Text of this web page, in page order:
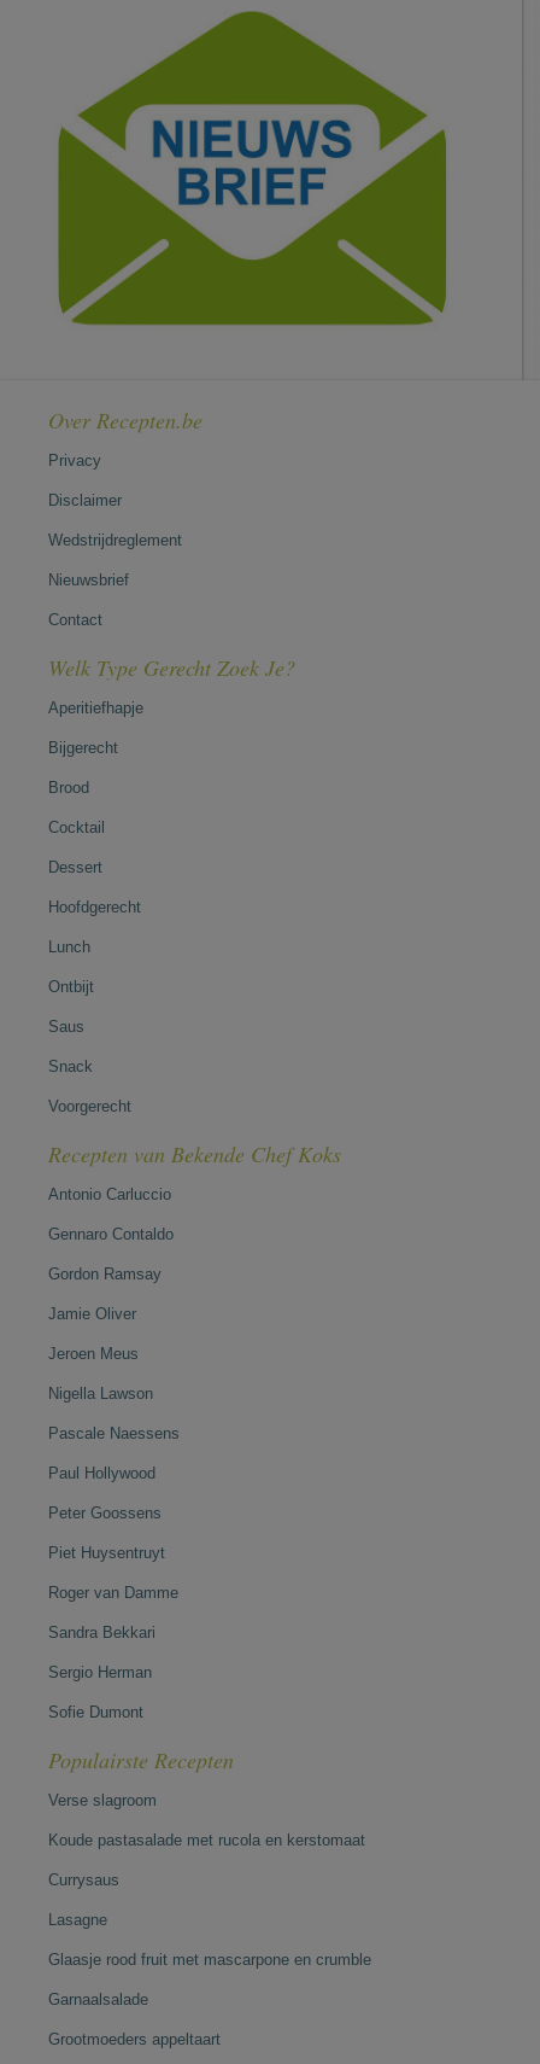
Over Recepten.be
Privacy
Disclaimer
Wedstrijdreglement
Nieuwsbrief
Contact
Welk Type Gerecht Zoek Je?
Aperitiefhapje
Bijgerecht
Brood
Cocktail
Dessert
Hoofdgerecht
Lunch
Ontbijt
Saus
Snack
Voorgerecht
Recepten van Bekende Chef Koks
Antonio Carluccio
Gennaro Contaldo
Gordon Ramsay
Jamie Oliver
Jeroen Meus
Nigella Lawson
Pascale Naessens
Paul Hollywood
Peter Goossens
Piet Huysentruyt
Roger van Damme
Sandra Bekkari
Sergio Herman
Sofie Dumont
Populairste Recepten
Verse slagroom
Koude pastasalade met rucola en kerstomaat
Currysaus
Lasagne
Glaasje rood fruit met mascarpone en crumble
Garnaalsalade
Grootmoeders appeltaart